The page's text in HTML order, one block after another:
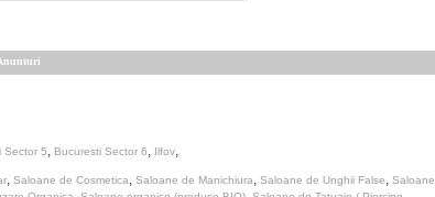
Sector 5, Bucuresti Sector 6, Ilfov,
, Saloane de Cosmetica, Saloane de Manichiura, Saloane de Unghii False, Saloane